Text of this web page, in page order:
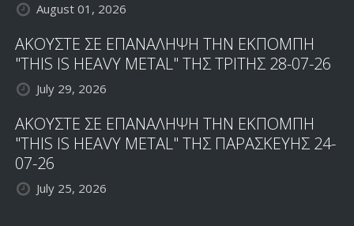
August 01, 2026
ΑΚΟΥΣΤΕ ΣΕ ΕΠΑΝΑΛΗΨΗ ΤΗΝ ΕΚΠΟΜΠΗ
"THIS IS HEAVY METAL" ΤΗΣ ΤΡΙΤΗΣ 28-07-26
July 29, 2026
ΑΚΟΥΣΤΕ ΣΕ ΕΠΑΝΑΛΗΨΗ ΤΗΝ ΕΚΠΟΜΠΗ
"THIS IS HEAVY METAL" ΤΗΣ ΠΑΡΑΣΚΕΥΗΣ 24-
07-26
July 25, 2026